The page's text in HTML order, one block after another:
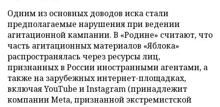
Одним из основных доводов иска стали
предполагаемые нарушения при ведении
агитационной кампании. В «Родине» считают, что
часть агитационных материалов «Яблока»
распространялась через ресурсы лиц,
признанных в России иностранными агентами, а
также на зарубежных интернет-площадках,
включая YouTube и Instagram (принадлежит
компании Meta, признанной экстремистской